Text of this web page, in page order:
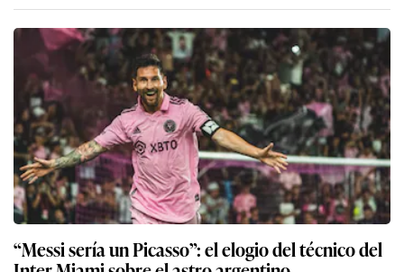
“Messi sería un Picasso”: el elogio del técnico del